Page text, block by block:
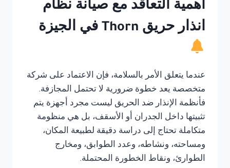
أهمية التعاقد مع صيانة نظام
انذار حريق Thorn في الجيزة
عندما يتعلق الأمر بالسلامة، فإن الاعتماد على شركة
متخصصة يعد خطوة ضرورية لا تحتمل المجازفة.
فأنظمة الإنذار ضد الحريق ليست مجرد أجهزة يتم
تثبيتها داخل الجدران أو الأسقف، بل هي منظومة
متكاملة تحتاج إلى دراسة دقيقة لطبيعة المكان،
ومساحته، ونشاطه، وعدد الطوابق، ومخارج
الطوارئ، ونقاط الخطورة المحتملة.